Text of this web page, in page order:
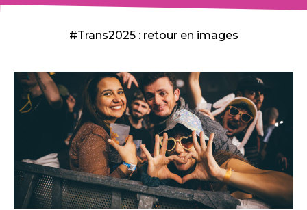
#Trans2025 : retour en images